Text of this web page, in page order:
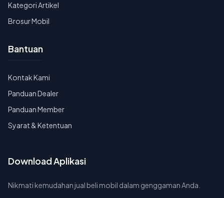
Kategori Artikel
Brosur Mobil
Bantuan
Kontak Kami
Panduan Dealer
Panduan Member
Syarat & Ketentuan
Download Aplikasi
Nikmati kemudahan jual beli mobil dalam genggaman Anda.